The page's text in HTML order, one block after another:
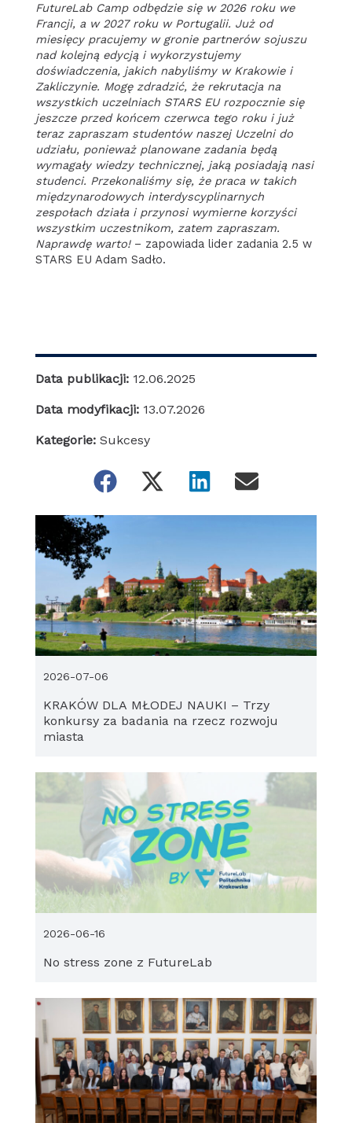
FutureLab Camp odbędzie się w 2026 roku we
Francji, a w 2027 roku w Portugalii. Już od
miesięcy pracujemy w gronie partnerów sojuszu
nad kolejną edycją i wykorzystujemy
doświadczenia, jakich nabyliśmy w Krakowie i
Zakliczynie. Mogę zdradzić, że rekrutacja na
wszystkich uczelniach STARS EU rozpocznie się
jeszcze przed końcem czerwca tego roku i już
teraz zapraszam studentów naszej Uczelni do
udziału, ponieważ planowane zadania będą
wymagały wiedzy technicznej, jaką posiadają nasi
studenci. Przekonaliśmy się, że praca w takich
międzynarodowych interdyscyplinarnych
zespołach działa i przynosi wymierne korzyści
wszystkim uczestnikom, zatem zapraszam.
Naprawdę warto!– zapowiada lider zadania 2.5 w
STARS EU Adam Sadło.
Data publikacji: 12.06.2025
Data modyfikacji: 13.07.2026
Kategorie: Sukcesy
KRAKÓW DLA MŁODEJ NAUKI – Trzy
konkursy za badania na rzecz rozwoju
miasta
2026-07-06
No stress zone z FutureLab
2026-06-16